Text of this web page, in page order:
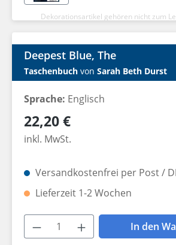
Dekorationsartikel gehören nicht zum
Deepest Blue, The
Taschenbuch von Sarah Beth Durst
Sprache: Englisch
Regulärer Preis:
22,20 €
inkl. MwSt.
Versandkostenfrei per Post /
Lieferzeit 1-2 Wochen
Produkt Anzahl: Gib
In den